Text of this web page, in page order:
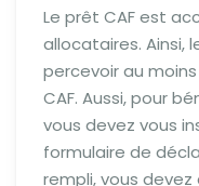
Le prêt CAF est
allocataires. Ainsi,
percevoir au
CAF. Aussi, pour
vous devez vous
formulaire de
rempli, vous devez